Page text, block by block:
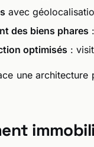
avec
des biens phares
optimisés :
une